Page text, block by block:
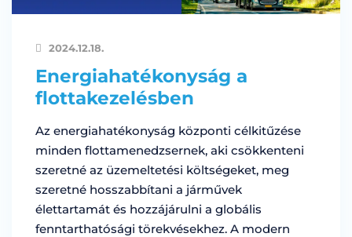
2024.12.18.
Energiahatékonyság a
flottakezelésben
Az energiahatékonyság központi célkitűzése
minden flottamenedzsernek, aki csökkenteni
szeretné az üzemeltetési költségeket, meg
szeretné hosszabbítani a járművek
élettartamát és hozzájárulni a globális
fenntarthatósági törekvésekhez. A modern